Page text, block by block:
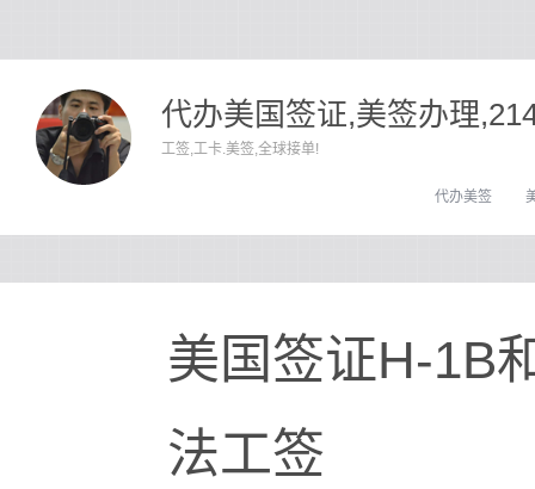
代办美国签证,美签办理
工签,工卡.美签,全球接单!
代办美签
美国签证H-1B
法工签